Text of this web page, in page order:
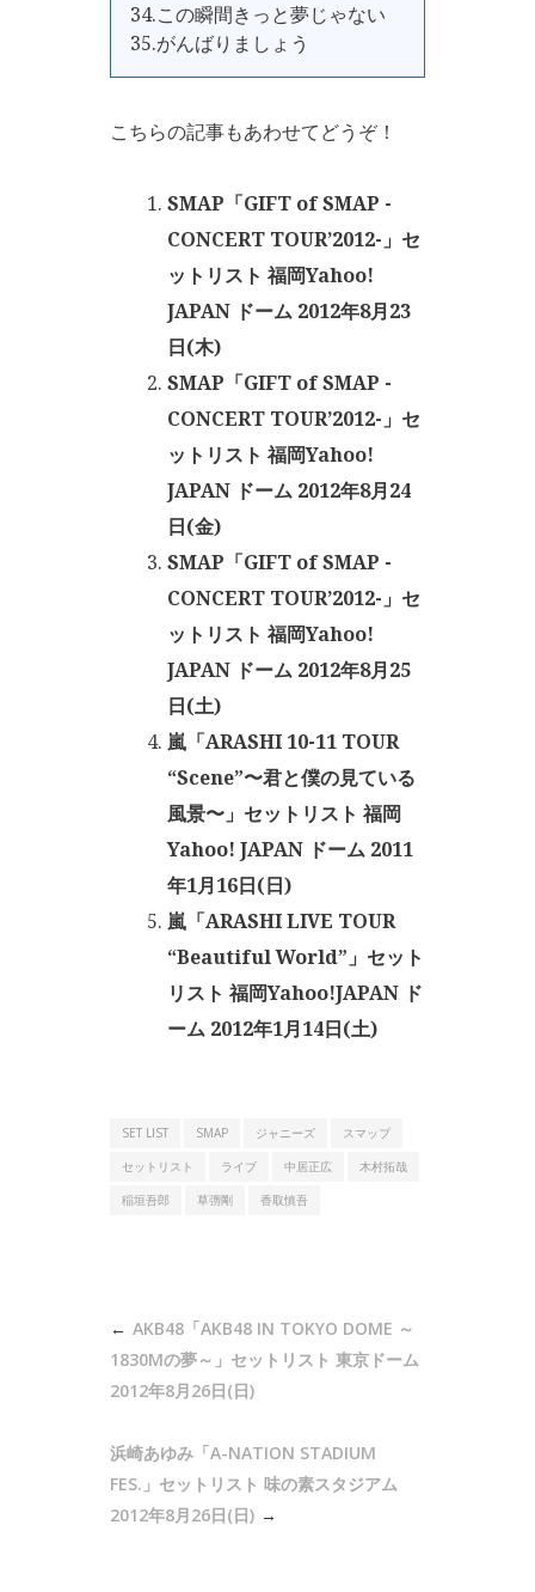
34.この瞬間きっと夢じゃない
35.がんばりましょう
こちらの記事もあわせてどうぞ！
SMAP「GIFT of SMAP -
CONCERT TOUR’2012-」セ
ットリスト 福岡Yahoo!
JAPAN ドーム 2012年8月23
日(木)
SMAP「GIFT of SMAP -
CONCERT TOUR’2012-」セ
ットリスト 福岡Yahoo!
JAPAN ドーム 2012年8月24
日(金)
SMAP「GIFT of SMAP -
CONCERT TOUR’2012-」セ
ットリスト 福岡Yahoo!
JAPAN ドーム 2012年8月25
日(土)
嵐「ARASHI 10-11 TOUR
“Scene”〜君と僕の見ている
風景〜」セットリスト 福岡
Yahoo! JAPAN ドーム 2011
年1月16日(日)
嵐「ARASHI LIVE TOUR
“Beautiful World”」セット
リスト 福岡Yahoo!JAPAN ド
ーム 2012年1月14日(土)
SET LIST SMAP ジャニーズ
スマップ
セットリスト
ライブ 中居正広
木村拓哉
稲垣吾郎
草彅剛 香取慎吾
AKB48「AKB48 IN TOKYO DOME ～
1830Mの夢～」セットリスト 東京ドーム
2012年8月26日(日)
浜崎あゆみ「A-NATION STADIUM
FES.」セットリスト 味の素スタジアム
2012年8月26日(日)